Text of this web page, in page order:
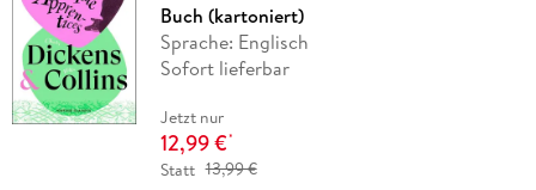
Buch (kartoniert)
Sprache: Englisch
Sofort lieferbar
Jetzt nur
12,99 €*
Statt 13,99 €